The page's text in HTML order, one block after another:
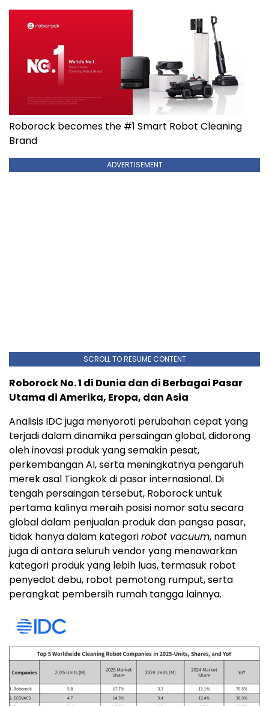
Roborock becomes the #1 Smart Robot Cleaning
Brand
ADVERTISEMENT
SCROLL TO RESUME CONTENT
Roborock No. 1 di Dunia dan di Berbagai Pasar
Utama di Amerika, Eropa, dan Asia
Analisis IDC juga menyoroti perubahan cepat yang
terjadi dalam dinamika persaingan global, didorong
oleh inovasi produk yang semakin pesat,
perkembangan AI, serta meningkatnya pengaruh
merek asal Tiongkok di pasar internasional. Di
tengah persaingan tersebut, Roborock untuk
pertama kalinya meraih posisi nomor satu secara
global dalam penjualan produk dan pangsa pasar,
tidak hanya dalam kategorirobot vacuum, namun
juga di antara seluruh vendor yang menawarkan
kategori produk yang lebih luas, termasuk robot
penyedot debu, robot pemotong rumput, serta
perangkat pembersih rumah tangga lainnya.